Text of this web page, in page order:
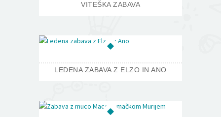
VITEŠKA ZABAVA
LEDENA ZABAVA Z ELZO IN ANO